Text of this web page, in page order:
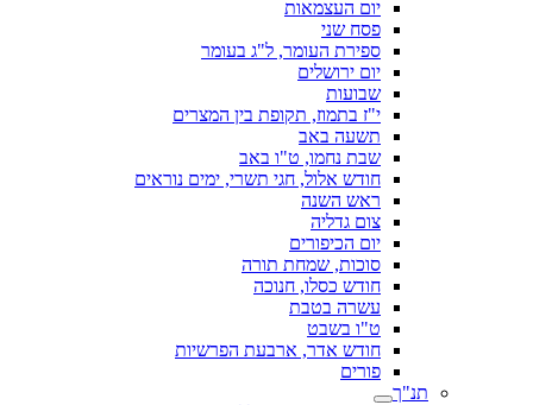
יום העצמאות
פסח שני
ספירת העומר, ל"ג בעומר
יום ירושלים
שבועות
י"ז בתמוז, תקופת בין המצרים
תשעה באב
שבת נחמו, ט"ו באב
חודש אלול, חגי תשרי, ימים נוראים
ראש השנה
צום גדליה
יום הכיפורים
סוכות, שמחת תורה
חודש כסלו, חנוכה
עשרה בטבת
ט"ו בשבט
חודש אדר, ארבעת הפרשיות
פורים
תנ"ך